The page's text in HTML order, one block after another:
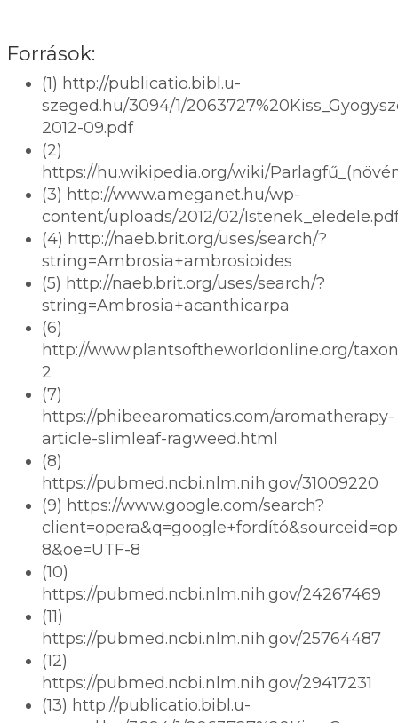
Források:
(1) http://publicatio.bibl.u-
szeged.hu/3094/1/
2012-09.pdf
(2)
https://hu.wikipedia.org/wiki/
(3) http://www.ameganet.hu/wp-
content/uploads/2012/02/
(4) http://naeb.brit.org/uses/search/?
string=Ambrosia+ambrosioides
(5) http://naeb.brit.org/uses/search/?
string=Ambrosia+acanthicarpa
(6)
http://www.plantsoftheworldonline.org/
2
(7)
https://phibeearomatics.com/aromatherapy-
article-slimleaf-ragweed.html
(8)
https://pubmed.ncbi.nlm.nih.gov/31009220
(9) https://www.google.com/search?
8&oe=UTF-8
(10)
https://pubmed.ncbi.nlm.nih.gov/24267469
(11)
https://pubmed.ncbi.nlm.nih.gov/25764487
(12)
https://pubmed.ncbi.nlm.nih.gov/29417231
(13) http://publicatio.bibl.u-